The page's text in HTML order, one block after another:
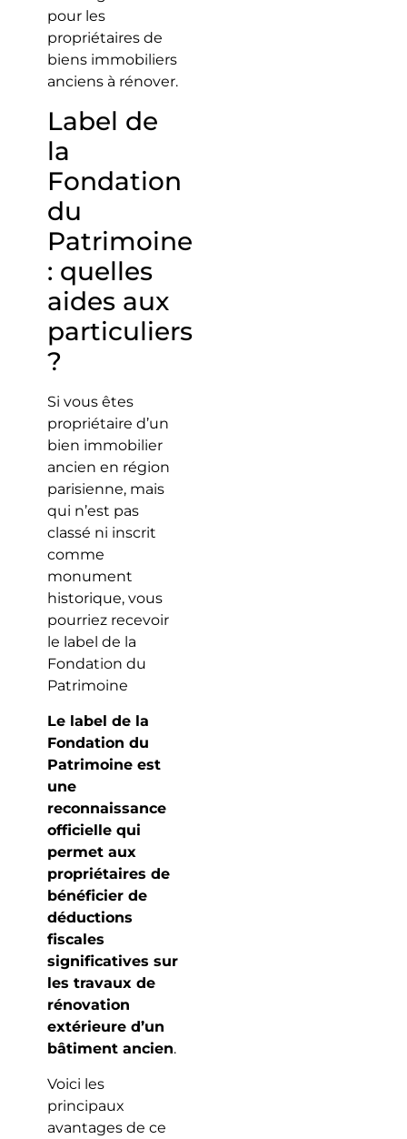
pour les
propriétaires de
biens immobiliers
anciens à rénover.
Label de
la
Fondation
du
Patrimoine
: quelles
aides aux
particuliers
?
Si vous êtes
propriétaire d’un
bien immobilier
ancien en région
parisienne, mais
qui n’est pas
classé ni inscrit
comme
monument
historique, vous
pourriez recevoir
le label de la
Fondation du
Patrimoine
Le label de la
Fondation du
Patrimoine est
une
reconnaissance
officielle qui
permet aux
propriétaires de
bénéficier de
déductions
fiscales
significatives sur
les travaux de
rénovation
extérieure d’un
bâtiment ancien.
Voici les
principaux
avantages de ce